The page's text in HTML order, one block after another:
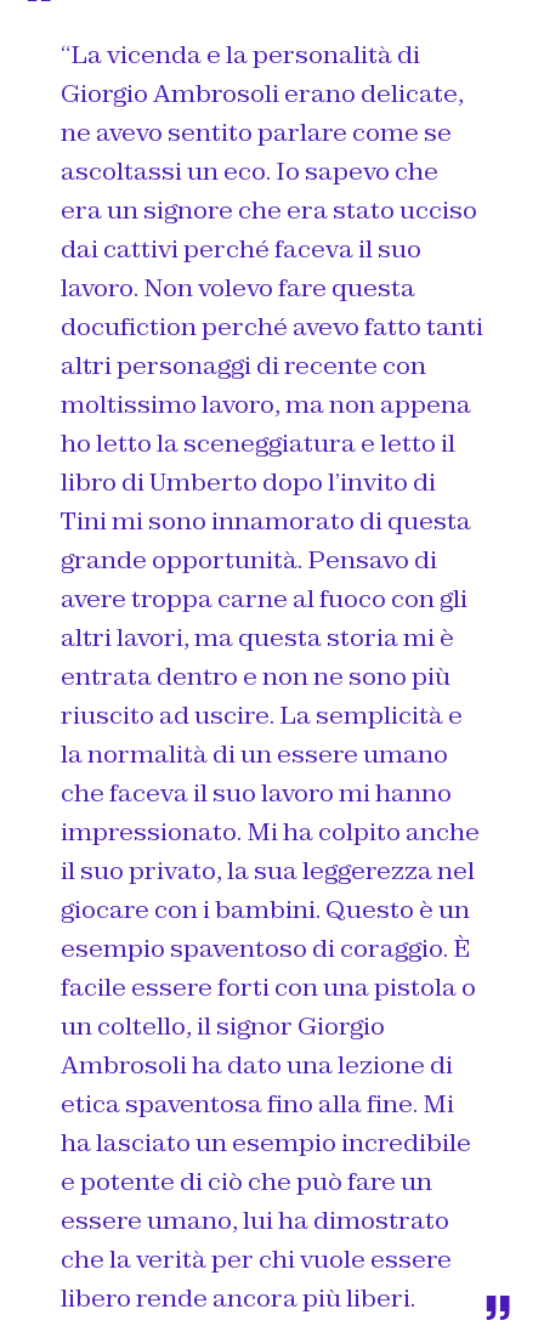
“La vicenda e la personalità di
Giorgio Ambrosoli erano delicate,
ne avevo sentito parlare come se
ascoltassi un eco. Io sapevo che
era un signore che era stato ucciso
dai cattivi perché faceva il suo
lavoro. Non volevo fare questa
docufiction perché avevo fatto tanti
altri personaggi di recente con
moltissimo lavoro, ma non appena
ho letto la sceneggiatura e letto il
libro di Umberto dopo l’invito di
Tini mi sono innamorato di questa
grande opportunità. Pensavo di
avere troppa carne al fuoco con gli
altri lavori, ma questa storia mi è
entrata dentro e non ne sono più
riuscito ad uscire. La semplicità e
la normalità di un essere umano
che faceva il suo lavoro mi hanno
impressionato. Mi ha colpito anche
il suo privato, la sua leggerezza nel
giocare con i bambini. Questo è un
esempio spaventoso di coraggio. È
facile essere forti con una pistola o
un coltello, il signor Giorgio
Ambrosoli ha dato una lezione di
etica spaventosa fino alla fine. Mi
ha lasciato un esempio incredibile
e potente di ciò che può fare un
essere umano, lui ha dimostrato
che la verità per chi vuole essere
libero rende ancora più liberi.